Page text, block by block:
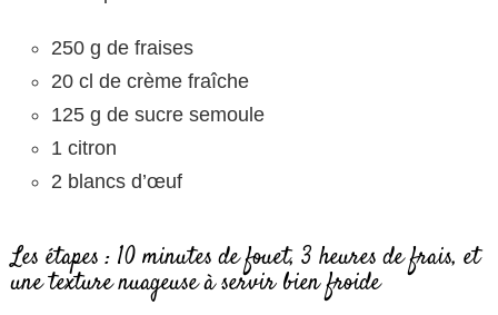
250 g de fraises
20 cl de crème fraîche
125 g de sucre semoule
1 citron
2 blancs d’œuf
Les étapes : 10 minutes de fouet, 3 heures de frais, et
une texture nuageuse à servir bien froide